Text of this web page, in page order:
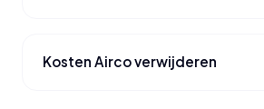
Kosten Airco verwijderen